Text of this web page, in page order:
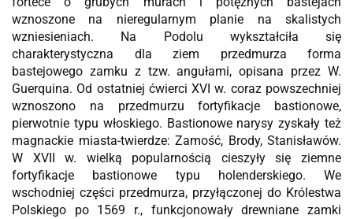
wznoszone na nieregularnym planie na skalistych
wzniesieniach. Na Podolu wykształciła się
charakterystyczna dla ziem przedmurza forma
bastejowego zamku z tzw. angułami, opisana przez W.
Guerquina. Od ostatniej ćwierci XVI w. coraz powszechniej
wznoszono na przedmurzu fortyfikacje bastionowe,
pierwotnie typu włoskiego. Bastionowe narysy zyskały też
magnackie miasta-twierdze: Zamość, Brody, Stanisławów.
W XVII w. wielką popularnością cieszyły się ziemne
fortyfikacje bastionowe typu holenderskiego. We
wschodniej części przedmurza, przyłączonej do Królestwa
Polskiego po 1569 r., funkcjonowały drewniane zamki